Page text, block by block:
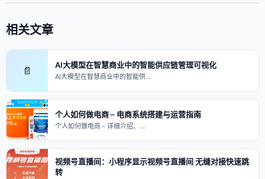
相关文章
📄 AI大模型在智慧商业中的智能供应链管理可视化
AI大模型在智慧商业中的智能供…
个人如何做电商 – 电商系统搭建与运营指南
个人如何做电商 - 详细介绍、…
视频号直播间：小程序显示视频号直播间 无缝对接快速跳
转